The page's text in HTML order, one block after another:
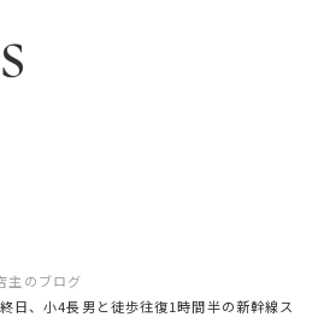
主のブログ
日、小4長男と徒歩往復1時間半の新幹線ス